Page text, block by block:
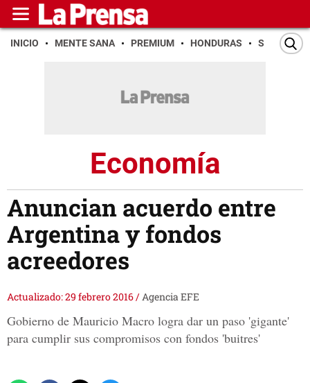
INICIO MENTE SANA PREMIUM HONDURAS SAN PEDRO
Economía
Anuncian acuerdo entre
Argentina y fondos
acreedores
Actualizado: 29 febrero 2016/Agencia EFE
Gobierno de Mauricio Macro logra dar un paso 'gigante'
para cumplir sus compromisos con fondos 'buitres'